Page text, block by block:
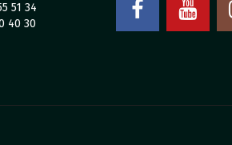
51 34
40 30